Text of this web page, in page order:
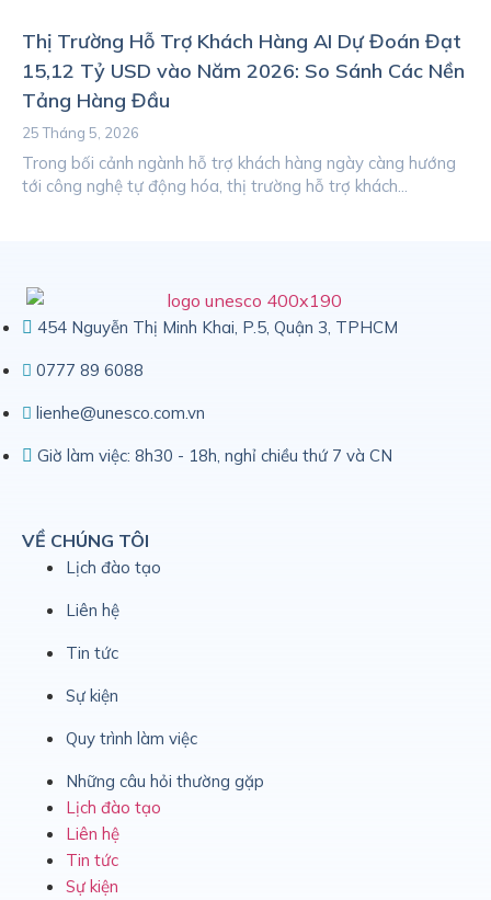
Thị Trường Hỗ Trợ Khách Hàng AI Dự Đoán Đạt
15,12 Tỷ USD vào Năm 2026: So Sánh Các Nền
Tảng Hàng Đầu
25 Tháng 5, 2026
Trong bối cảnh ngành hỗ trợ khách hàng ngày càng hướng
tới công nghệ tự động hóa, thị trường hỗ trợ khách...
454 Nguyễn Thị Minh Khai, P.5, Quận 3, TPHCM
0777 89 6088
lienhe@unesco.com.vn
Giờ làm việc: 8h30 - 18h, nghỉ chiều thứ 7 và CN
VỀ CHÚNG TÔI
Lịch đào tạo
Liên hệ
Tin tức
Sự kiện
Quy trình làm việc
Những câu hỏi thường gặp
Lịch đào tạo
Liên hệ
Tin tức
Sự kiện